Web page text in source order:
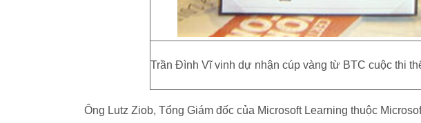
Trần Đình Vĩ vinh dự nhận cúp vàng từ BTC cuộc thi
Ông Lutz Ziob, Tổng Giám đốc của Microsoft Learning thuộc